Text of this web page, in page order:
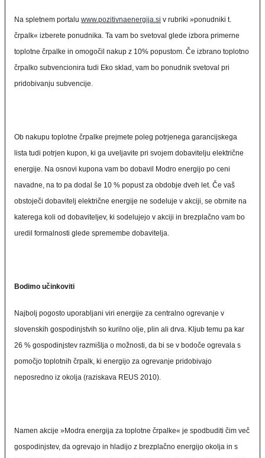
Na spletnem portalu www.pozitivnaenergija.si v rubriki »ponudniki t.
črpalk« izberete ponudnika. Ta vam bo svetoval glede izbora primerne
toplotne črpalke in omogočil nakup z 10% popustom. Če izbrano toplotno
črpalko subvencionira tudi Eko sklad, vam bo ponudnik svetoval pri
pridobivanju subvencije.
Ob nakupu toplotne črpalke prejmete poleg potrjenega garancijskega
lista tudi potrjen kupon, ki ga uveljavite pri svojem dobavitelju električne
energije. Na osnovi kupona vam bo dobavil Modro energijo po ceni
navadne, na to pa dodal še 10 % popust za obdobje dveh let. Če vaš
obstoječi dobavitelj električne energije ne sodeluje v akciji, se obrnite na
katerega koli od dobaviteljev, ki sodelujejo v akciji in brezplačno vam bo
uredil formalnosti glede spremembe dobavitelja.
Bodimo učinkoviti
Najbolj pogosto uporabljani viri energije za centralno ogrevanje v
slovenskih gospodinjstvih so kurilno olje, plin ali drva. Kljub temu pa kar
26 % gospodinjstev razmišlja o možnosti, da bi se v bodoče ogrevala s
pomočjo toplotnih črpalk, ki energijo za ogrevanje pridobivajo
neposredno iz okolja (raziskava REUS 2010).
Namen akcije »Modra energija za toplotne črpalke« je spodbuditi čim več
gospodinjstev, da ogrevajo in hladijo z brezplačno energijo okolja in s